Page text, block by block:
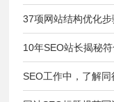
37项网站结构优化
10年SEO站长揭秘
SEO工作中，了解